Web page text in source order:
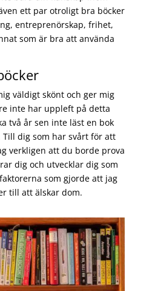
ett par otroligt bra böcker
entreprenörskap, frihet,
som är bra att använda
väldigt skönt och ger mig
inte har uppleft på detta
två år sen inte läst en bok
dig som har svårt för att
verkligen att du borde prova
dig och utvecklar dig som
som gjorde att jag
till att älskar dom.